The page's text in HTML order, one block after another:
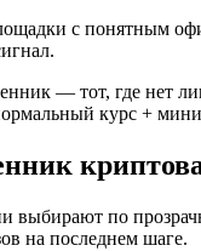
с понятным
— тот, где нет
курс +
по
на последнем шаге.